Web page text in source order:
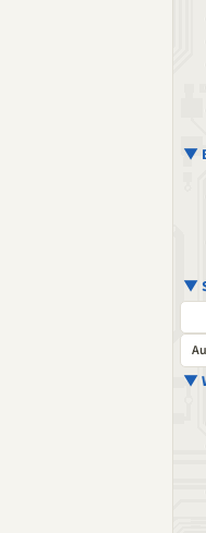
▼
▼
▼